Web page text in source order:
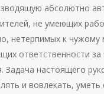
абсолютно
не умеющих
нетерпимых к чужому
ответственности за
Задача настоящего
и вовлекать,